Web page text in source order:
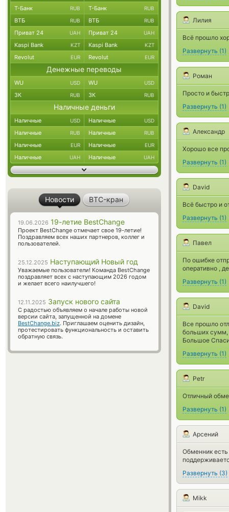
Лилия
Всё прошло
Развернуть (1)
Роман
Просто и
Развернуть (1)
Александр
Хорошо все
Развернуть (1)
David
Всё быстро и
Развернуть (1)
Павел
По ошибке
оперативно ,
Развернуть (1)
David
Все прошло
больших сумм,
Большое
Развернуть (1)
Petr
Отличный
Развернуть (1)
Арсений
Обменник
Развернуть (3)
Mikk
Т-Банк RUB Т-Банк RUB
ВТБ RUB ВТБ RUB
Приват 24 UAH Приват 24 UAH
Kaspi Bank KZT Kaspi Bank KZT
Revolut EUR Revolut EUR
Денежные переводы
WU USD WU USD
ЗК RUB ЗК RUB
Наличные деньги
Наличные USD Наличные USD
Наличные RUB Наличные RUB
Наличные EUR Наличные EUR
Наличные UAH Наличные UAH
Новости BTC-кран
19.06.2026 19-летие BestChange
Проект BestChange отмечает свое 19-летие!
Поздравляем всех наших партнеров, коллег и
пользователей.
25.12.2025 Наступающий Новый год
Уважаемые пользователи! Команда BestChange
поздравляет всех с наступающим 2026 годом
и желает всего наилучшего!
12.11.2025 Запуск нового сайта
С радостью объявляем о начале работы новой
версии сайта, запущенной на домене
BestChange.biz. Приглашаем оценить дизайн,
протестировать функциональность и оставить
обратную связь.